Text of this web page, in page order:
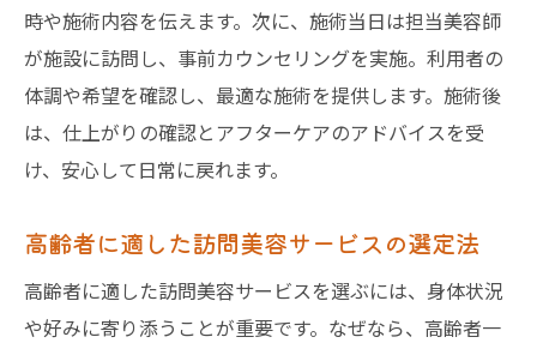
時や施術内容を伝えます。次に、施術当日は担当美容師
が施設に訪問し、事前カウンセリングを実施。利用者の
体調や希望を確認し、最適な施術を提供します。施術後
は、仕上がりの確認とアフターケアのアドバイスを受
け、安心して日常に戻れます。
高齢者に適した訪問美容サービスの選定法
高齢者に適した訪問美容サービスを選ぶには、身体状況
や好みに寄り添うことが重要です。なぜなら、高齢者一